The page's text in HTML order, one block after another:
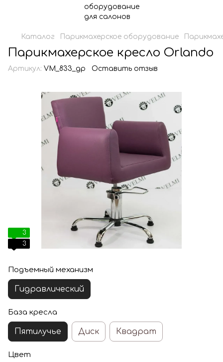
Каталог Парикмахерское оборудование
Парикмахерское кресло Orlando
Артикул: VM_833_gp Оставить отзыв
3
3
Подъемный механизм
Гидравлический
База кресла
Пятилучье Диск Квадрат
Цвет